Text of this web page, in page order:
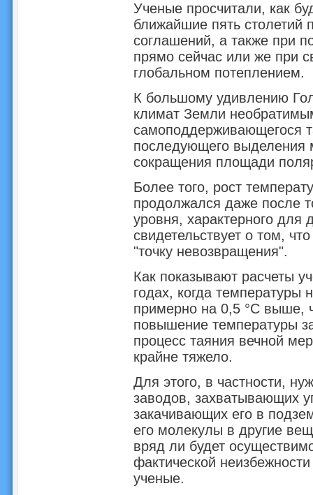
Ученые просчитали, как
ближайшие пять столетий
соглашений, а также при
прямо сейчас или же при
глобальном потеплением.
К большому удивлению
климат Земли
самоподдерживающегося
последующего выделения
сокращения площади
Более того, рост
продолжался даже после
уровня, характерного для
свидетельствует о том,
"точку невозвращения".
Как показывают расчеты
годах, когда температуры
примерно на 0,5 °С выше,
повышение температуры
процесс таяния вечной
крайне тяжело.
Для этого, в частности,
заводов, захватывающих
закачивающих его в
его молекулы в другие
вряд ли будет
фактической
ученые.